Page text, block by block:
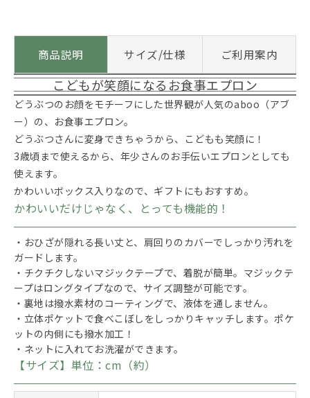
商品説明 サイズ/仕様 ご利用案内
こどもが笑顔になるお食事エプロン
どうぶつのお顔をモチーフにした世界観が人気のaboo（アブ
ー）の、お食事エプロン。
どうぶつさんに変身できちゃうから、こどもも笑顔に！
3歳頃まで使えるから、年少さんのお手伝いエプロンとしても
使えます。
かわいいボックス入りなので、ギフトにもおすすめ。
かわいいだけじゃなく、とっても機能的！
・おひざが隠れる長い丈と、肩回りのカバーでしっかり汚れを
ガードします。
・チクチクしないマジックテープで、着脱が簡単。マジックテ
ープはロングタイプなので、サイズ調整が可能です。
・裏地は撥水素材のコーティングで、液体を通しません。
・立体ポケットで食べこぼしをしっかりキャッチします。ポケ
ットの内側にも撥水加工！
・ネットに入れてお洗濯ができます。
【サイズ】単位：cm（約）